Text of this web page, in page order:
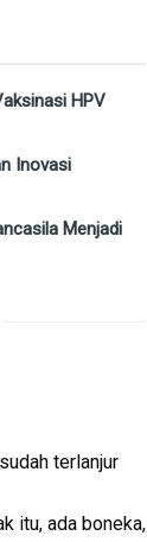
HPV
Inovasi
Menjadi
terlanjur
itu, ada boneka,